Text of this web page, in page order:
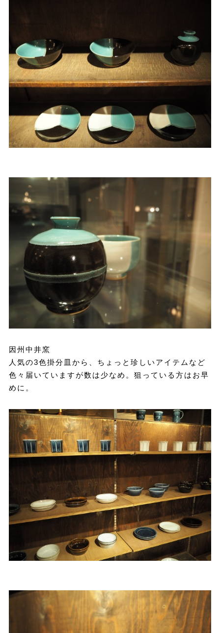
因州中井窯
人気の3色掛分皿から、ちょっと珍しいアイテムなど
色々届いていますが数は少なめ。狙っている方はお早
めに。